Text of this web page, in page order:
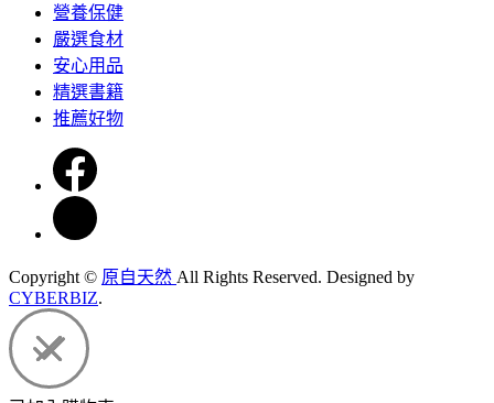
營養保健
嚴選食材
安心用品
精選書籍
推薦好物
Copyright © 原自天然 All Rights Reserved. Designed by
CYBERBIZ.